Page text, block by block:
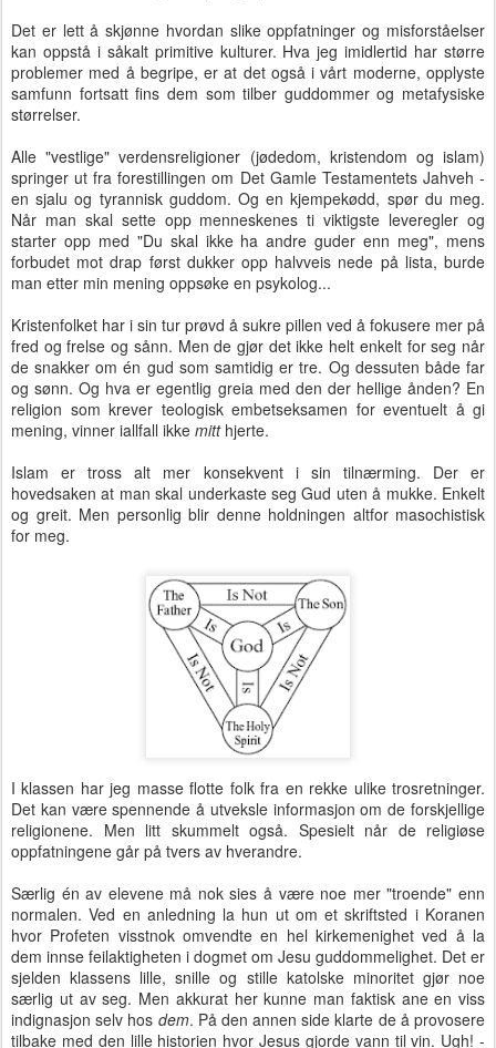
Det er lett å skjønne hvordan slike oppfatninger og misforståelser
kan oppstå i såkalt primitive kulturer. Hva jeg imidlertid har større
problemer med å begripe, er at det også i vårt moderne, opplyste
samfunn fortsatt fins dem som tilber guddommer og metafysiske
størrelser.
Alle "vestlige" verdensreligioner (jødedom, kristendom og islam)
springer ut fra forestillingen om Det Gamle Testamentets Jahveh -
en sjalu og tyrannisk guddom. Og en kjempekødd, spør du meg.
Når man skal sette opp menneskenes ti viktigste leveregler og
starter opp med "Du skal ikke ha andre guder enn meg", mens
forbudet mot drap først dukker opp halvveis nede på lista, burde
man etter min mening oppsøke en psykolog...
Kristenfolket har i sin tur prøvd å sukre pillen ved å fokusere mer på
fred og frelse og sånn. Men de gjør det ikke helt enkelt for seg når
de snakker om én gud som samtidig er tre. Og dessuten både far
og sønn. Og hva er egentlig greia med den der hellige ånden? En
religion som krever teologisk embetseksamen for eventuelt å gi
mening, vinner iallfall ikke mitthjerte.
Islam er tross alt mer konsekvent i sin tilnærming. Der er
hovedsaken at man skal underkaste seg Gud uten å mukke. Enkelt
og greit. Men personlig blir denne holdningen altfor masochistisk
for meg.
I klassen har jeg masse flotte folk fra en rekke ulike trosretninger.
Det kan være spennende å utveksle informasjon om de forskjellige
religionene. Men litt skummelt også. Spesielt når de religiøse
oppfatningene går på tvers av hverandre.
Særlig én av elevene må nok sies å være noe mer "troende" enn
normalen. Ved en anledning la hun ut om et skriftsted i Koranen
hvor Profeten visstnok omvendte en hel kirkemenighet ved å la
dem innse feilaktigheten i dogmet om Jesu guddommelighet. Det er
sjelden klassens lille, snille og stille katolske minoritet gjør noe
særlig ut av seg. Men akkurat her kunne man faktisk ane en viss
indignasjon selv hos dem. På den annen side klarte de å provosere
tilbake med den lille historien hvor Jesus gjorde vann til vin. Ugh! -